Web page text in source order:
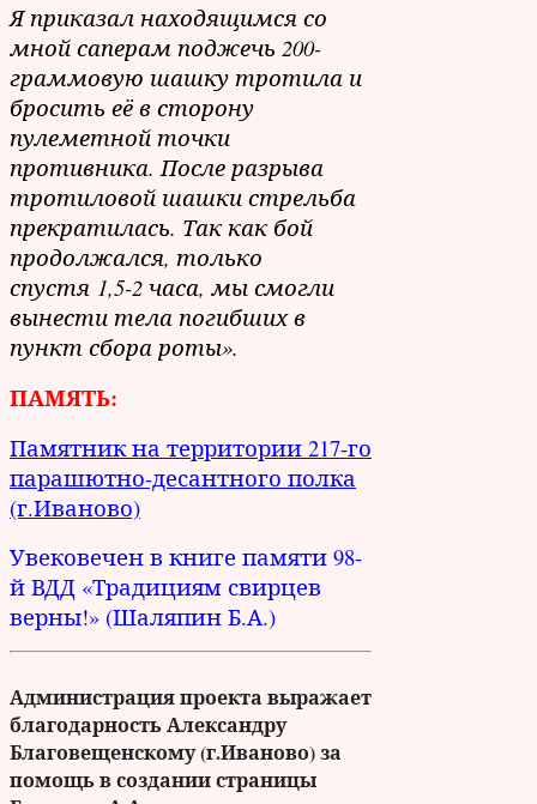
Я приказал находящимся со
мной саперам поджечь 200-
граммовую шашку тротила и
бросить её в сторону
пулеметной точки
противника. После разрыва
тротиловой шашки стрельба
прекратилась. Так как бой
продолжался, только
спустя 1,5-2 часа, мы смогли
вынести тела погибших в
пункт сбора роты».
ПАМЯТЬ:
Памятник на территории 217-го
парашютно-десантного полка
(г.Иваново)
Увековечен в книге памяти 98-
й ВДД «Традициям свирцев
верны!» (Шаляпин Б.А.)
Администрация проекта выражает
благодарность Александру
Благовещенскому (г.Иваново) за
помощь в создании страницы